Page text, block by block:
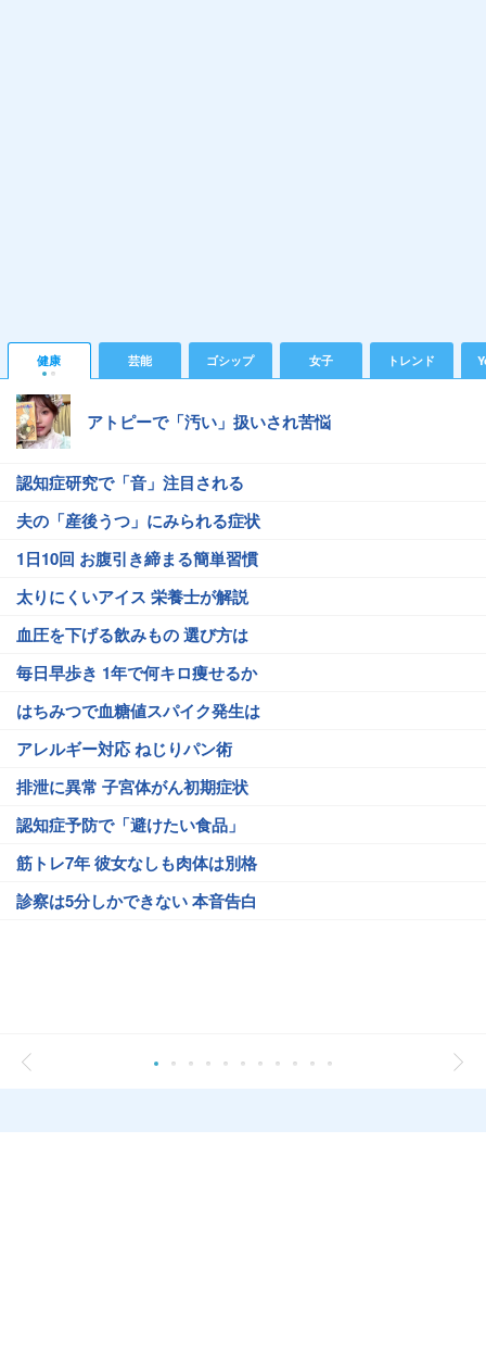
健康 芸能 ゴシップ 女子 トレンド
アトピーで「汚い」扱いされ苦悩
認知症研究で「音」注目される
夫の「産後うつ」にみられる症状
1日10回 お腹引き締まる簡単習慣
太りにくいアイス 栄養士が解説
血圧を下げる飲みもの 選び方は
毎日早歩き 1年で何キロ痩せるか
はちみつで血糖値スパイク発生は
アレルギー対応 ねじりパン術
排泄に異常 子宮体がん初期症状
認知症予防で「避けたい食品」
筋トレ7年 彼女なしも肉体は別格
診察は5分しかできない 本音告白